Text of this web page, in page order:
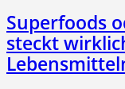
Superfoods
steckt